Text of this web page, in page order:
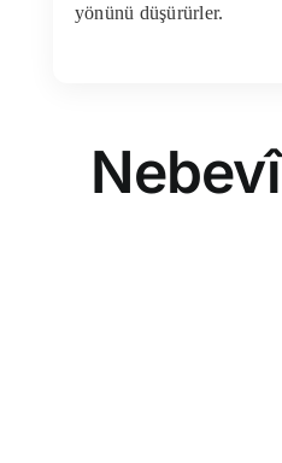
yönünü düşürürler.